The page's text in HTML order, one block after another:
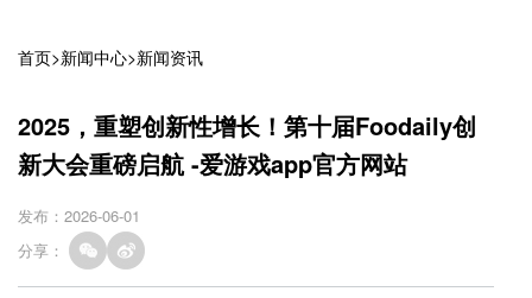
首页>新闻中心>新闻资讯
2025，重塑创新性增长！第十届Foodaily创
新大会重磅启航 -爱游戏app官方网站
发布：2026-06-01
分享：